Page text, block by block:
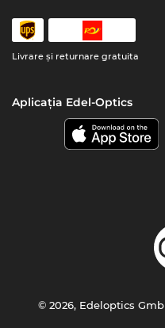
Livrare şi returnare gratuita
Aplicația Edel-Optics
© 2026, Edeloptics